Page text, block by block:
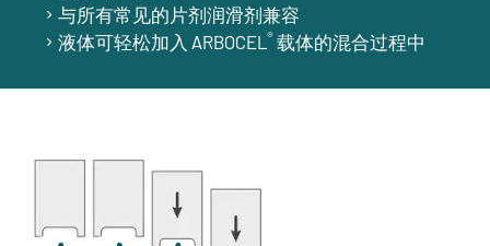
与所有常见的片剂润滑剂兼容
液体可轻松加入 ARBOCEL ® 载体的混合过程中